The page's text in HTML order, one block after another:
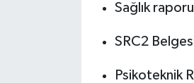
Sağlık raporu
SRC2
Psikoteknik